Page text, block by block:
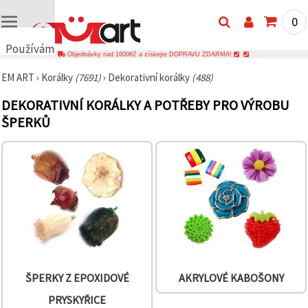
Používáme
🍪
cookies a
podobné
technologie,
správné
fungování
používání a
souhlasem
relevantnější
0
Objednávky nad 1600Kč a získejte DOPRAVU ZDARMA!
EM ART › Korálky (7691)› Dekorativní korálky (488)
DEKORATIVNÍ KORÁLKY A POTŘEBY PRO VÝROBU
ŠPERKŮ
ŠPERKY Z EPOXIDOVÉ
PRYSKYŘICE
AKRYLOVÉ KABOŠONY